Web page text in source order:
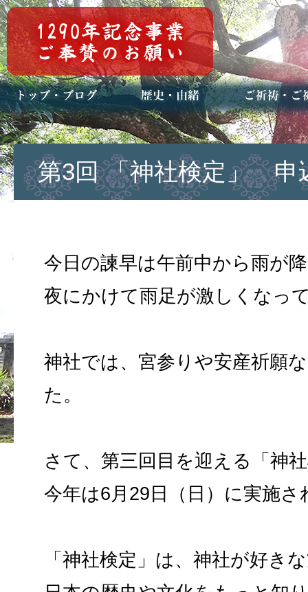
トップページ
ブログ(日々八百万)
お知らせ一覧 歴史・ご祭神
年中行事
メディア掲載 ご祈祷・ご祈
安産祈願
初宮参り
七五三詣
長寿のお祝い
神前結婚式
厄祓い・方位
車のお祓い
地鎮祭
神葬祭（神式
第3回 「神社検定」 申
今日の諫早は午前中から雨が
夜にかけて雨足が激しくなっ
神社では、宮参りや安産祈願
た。
さて、第三回目を迎える「神
今年は6月29日（日）に実施さ
「神社検定」は、神社が好き